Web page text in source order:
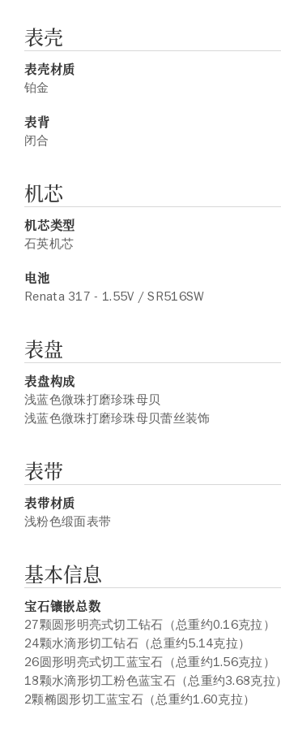
表壳
表壳材质
铂金
表背
闭合
机芯
机芯类型
石英机芯
电池
Renata 317 - 1.55V / SR516SW
表盘
表盘构成
浅蓝色微珠打磨珍珠母贝
浅蓝色微珠打磨珍珠母贝蕾丝装饰
表带
表带材质
浅粉色缎面表带
基本信息
宝石镶嵌总数
27颗圆形明亮式切工钻石（总重约0.16克拉）
24颗水滴形切工钻石（总重约5.14克拉）
26圆形明亮式切工蓝宝石（总重约1.56克拉）
18颗水滴形切工粉色蓝宝石（总重约3.68克拉）
2颗椭圆形切工蓝宝石（总重约1.60克拉）